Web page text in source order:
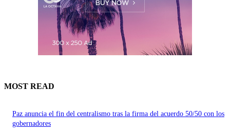
MOST READ
Paz anuncia el fin del centralismo tras la firma del acuerdo 50/50 con los
gobernadores